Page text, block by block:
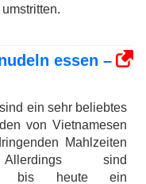
essen –
ein sehr beliebtes
von Vietnamesen
Mahlzeiten
sind
bis heute ein